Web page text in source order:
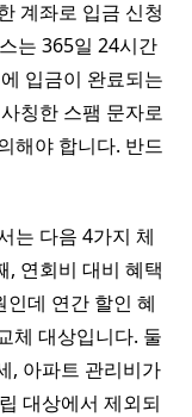
계좌로 입금 신청
는 365일 24시간
입금이 완료되는
칭한 스팸 문자로
해야 합니다. 반드
는 다음 4가지 체
, 연회비 대비 혜택
데 연간 할인 혜
체 대상입니다. 둘
, 아파트 관리비가
대상에서 제외되